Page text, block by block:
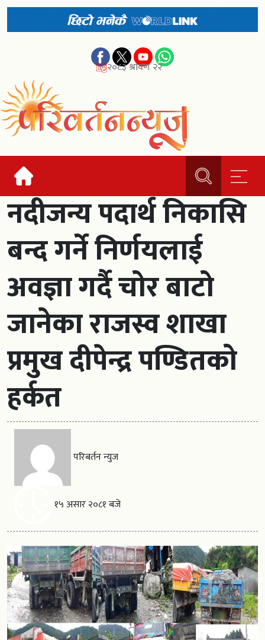
२०८३ श्रावण २२
नदीजन्य पदार्थ निकासि
बन्द गर्ने निर्णयलाई
अवज्ञा गर्दै चोर बाटो
जानेका राजस्व शाखा
प्रमुख दीपेन्द्र पण्डितको
हर्कत
परिबर्तन न्युज
१५ असार २०८१ बजे